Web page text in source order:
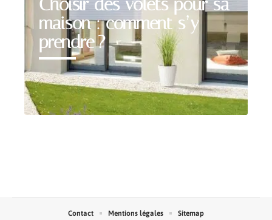
Choisir des volets pour sa
maison : comment s’y
prendre ?
Contact Mentions légales Sitemap